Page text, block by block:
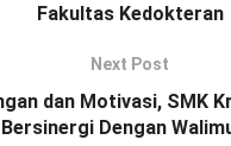
Fakultas Kedokteran
Next Post
dan Motivasi, SMK
Bersinergi Dengan